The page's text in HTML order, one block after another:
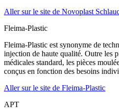
Aller sur le site de Novoplast
Fleima-Plastic
Fleima-Plastic est synonyme de
injection de haute qualité. Outre les
médicales standard, les pièces
conçus en fonction des besoins
Aller sur le site de Fleima-Plastic
APT